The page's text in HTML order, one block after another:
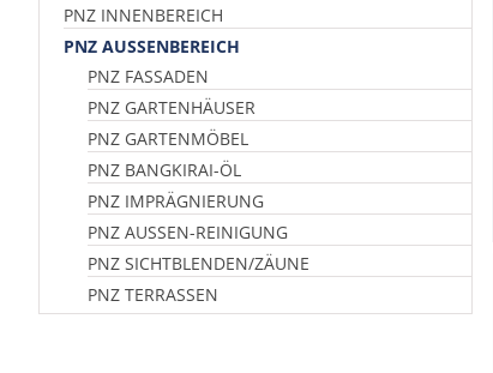
PNZ INNENBEREICH
PNZ AUSSENBEREICH
PNZ FASSADEN
PNZ GARTENHÄUSER
PNZ GARTENMÖBEL
PNZ BANGKIRAI-ÖL
PNZ IMPRÄGNIERUNG
PNZ AUSSEN-REINIGUNG
PNZ SICHTBLENDEN/ZÄUNE
PNZ TERRASSEN